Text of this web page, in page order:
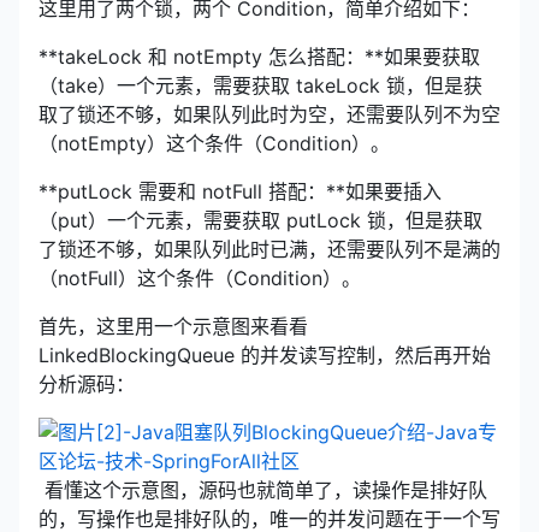
这里用了两个锁，两个 Condition，简单介绍如下：
**takeLock 和 notEmpty 怎么搭配：**如果要获取
（take）一个元素，需要获取 takeLock 锁，但是获
取了锁还不够，如果队列此时为空，还需要队列不为空
（notEmpty）这个条件（Condition）。
**putLock 需要和 notFull 搭配：**如果要插入
（put）一个元素，需要获取 putLock 锁，但是获取
了锁还不够，如果队列此时已满，还需要队列不是满的
（notFull）这个条件（Condition）。
首先，这里用一个示意图来看看
LinkedBlockingQueue 的并发读写控制，然后再开始
分析源码：
看懂这个示意图，源码也就简单了，读操作是排好队
的，写操作也是排好队的，唯一的并发问题在于一个写